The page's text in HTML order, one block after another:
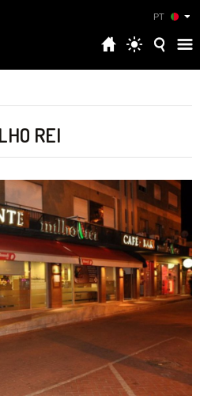
PT
REI